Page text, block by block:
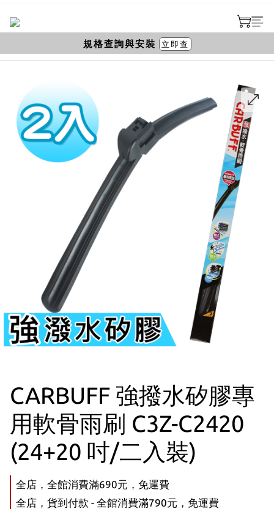
CARBUFF 強撥水矽膠專
用軟骨雨刷 C3Z-C2420
(24+20 吋/二入裝)
全店，全館消費滿690元，免運費
全店，貨到付款 - 全館消費滿790元，免運費
規格查詢與安裝 立即查